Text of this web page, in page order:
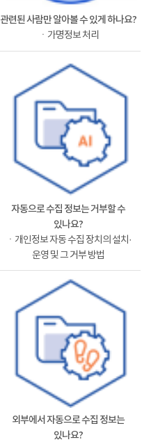
관련된 사람만 알아볼 수 있게 하나요?
ㆍ가명정보 처리
자동으로 수집 정보는 거부할 수
있나요?
ㆍ개인정보 자동 수집 장치의 설치·
운영 및 그 거부 방법
외부에서 자동으로 수집 정보는
있나요?